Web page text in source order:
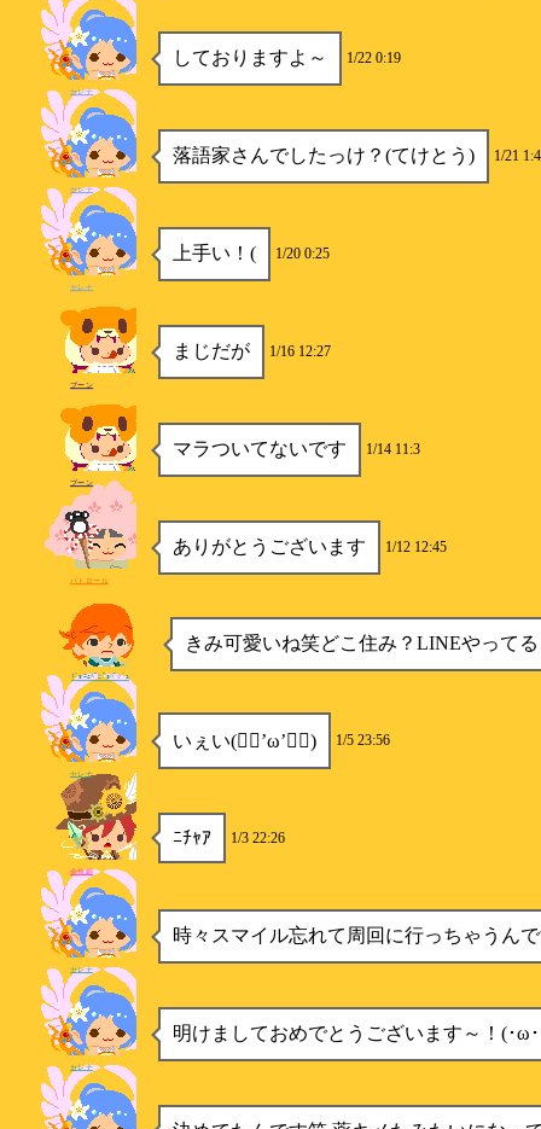
しておりますよ～ 1/22 0:19
セレナ
落語家さんでしたっけ？(てけとう) 1/21
セレナ
上手い！( 1/20 0:25
セレナ
まじだが 1/16 12:27
ブーン
マラついてないです 1/14 11:3
ブーン
ありがとうございます 1/12 12:45
パトロール
きみ可愛いね笑どこ住み？LINEやって
ｷﾞｮﾆｭﾍﾟﾋﾟｮﾊﾟｼﾞｭ
いぇい(✌🏻’ω’✌🏻) 1/5 23:56
セレナ
ﾆﾁｬｱ 1/3 22:26
金魚姫
時々スマイル忘れて周回に行っちゃうん
セレナ
明けましておめでとうございます～！(･ω
セレナ